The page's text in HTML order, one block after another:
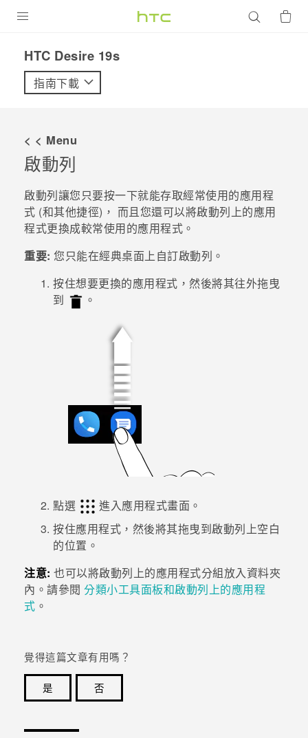
VIVE
配件
優惠專區
企業採購
VIVELAND
‎HTC Desire 19s‎
指南下載
< < Menu
啟動列
啟動列讓您只要按一下就能存取經常使用的應用程
式 (和其他捷徑)， 而且您還可以將啟動列上的應用
程式更換成較常使用的應用程式。
重要: 您只能在經典桌面上自訂啟動列。
按住想要更換的應用程式，然後將其往外拖曳
到
。
點選 進入應用程式畫面。
按住應用程式，然後將其拖曳到啟動列上空白
的位置。
注意: 也可以將啟動列上的應用程式分組放入資料夾
內。請參閱 分類小工具面板和啟動列上的應用程
式 。
覺得這篇文章有用嗎？
是
否